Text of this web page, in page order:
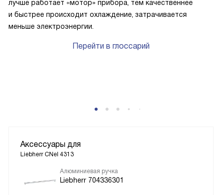
лучше работает «мотор» прибора, тем качественнее
и быстрее происходит охлаждение, затрачивается
меньше электроэнергии.
Перейти в глоссарий
Аксессуары для
Liebherr CNel 4313
Алюминиевая ручка
Liebherr 704336301